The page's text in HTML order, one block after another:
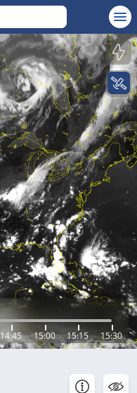
14:45 15:00 15:15 15:30